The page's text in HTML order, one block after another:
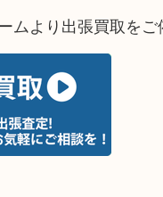
より出張買取をご